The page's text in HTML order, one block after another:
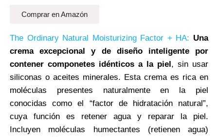
Comprar en Amazón
The Ordinary Natural Moisturizing Factor + HA: Una
crema excepcional y de diseño inteligente por
contener componetes idénticos a la piel, sin usar
siliconas o aceites minerales. Esta crema es rica en
moléculas presentes naturalmente en la piel
conocidas como el “factor de hidratación natural”,
cuya función es retener agua y reparar la piel.
Incluyen moléculas humectantes (retienen agua)